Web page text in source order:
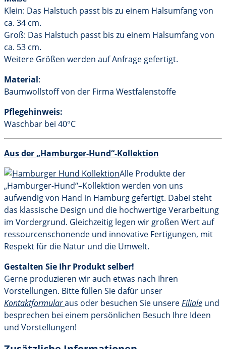
Klein: Das Halstuch passt bis zu einem Halsumfang von
ca. 34 cm.
Groß: Das Halstuch passt bis zu einem Halsumfang von
ca. 53 cm.
Weitere Größen werden auf Anfrage gefertigt.
Material:
Baumwollstoff von der Firma Westfalenstoffe
Pflegehinweis:
Waschbar bei 40°C
Aus der „Hamburger-Hund“-Kollektion
Alle Produkte der
„Hamburger-Hund“–Kollektion werden von uns
aufwendig von Hand in Hamburg gefertigt. Dabei steht
das klassische Design und die hochwertige Verarbeitung
im Vordergrund. Gleichzeitig legen wir großen Wert auf
ressourcenschonende und innovative Fertigungen, mit
Respekt für die Natur und die Umwelt.
Gestalten Sie Ihr Produkt selber!
Gerne produzieren wir auch etwas nach Ihren
Vorstellungen. Bitte füllen Sie dafür unser
Kontaktformularaus oder besuchen Sie unsereFiliale und
besprechen bei einem persönlichen Besuch Ihre Ideen
und Vorstellungen!